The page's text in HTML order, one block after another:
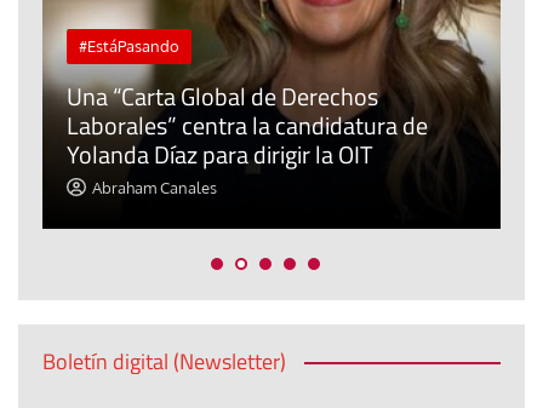
#EstáPasando
Una “Carta Global de Derechos
Laborales” centra la candidatura de
Yolanda Díaz para dirigir la OIT
Abraham Canales
Boletín digital (Newsletter)